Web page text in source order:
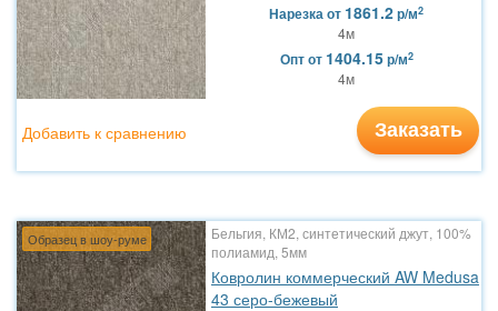
Нарезкаот 1861.2р/м2
4м
Оптот 1404.15р/м2
4м
Заказать
Добавить к сравнению
Образец в шоу-руме
Бельгия, КМ2, синтетический джут, 100%
полиамид, 5мм
Ковролин коммерческий AW Medusa
43 серо-бежевый